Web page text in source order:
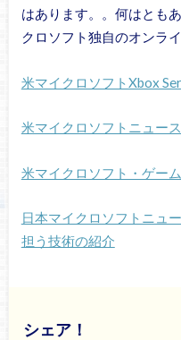
はあります。。何はとも
クロソフト独自のオンラ
米マイクロソフトXbox
米マイクロソフトニュー
米マイクロソフト・ゲー
日本マイクロソフトニュ
担う技術の紹介
シェア！